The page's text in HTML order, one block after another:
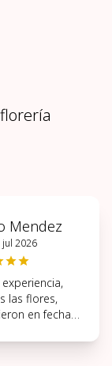
Mendez
2026
las flores,
en fecha y